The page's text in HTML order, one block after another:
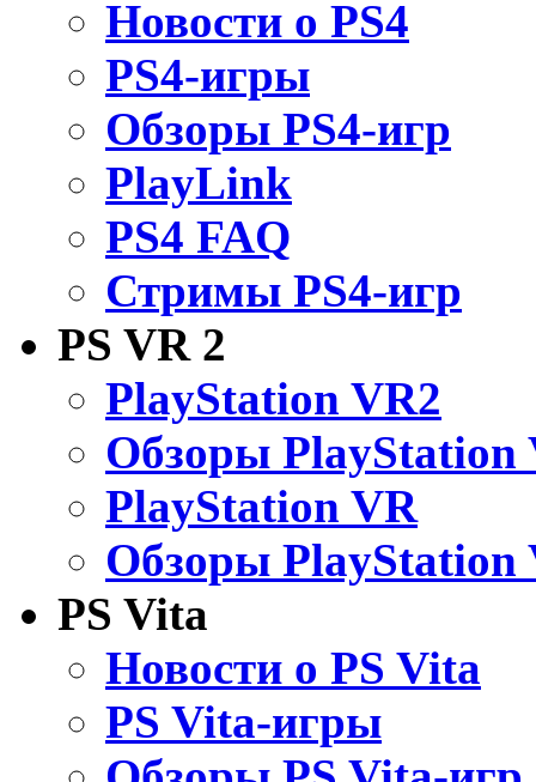
Новости о PS4
PS4-игры
Обзоры PS4-игр
PlayLink
PS4 FAQ
Стримы PS4-игр
PS VR 2
PlayStation VR2
Обзоры PlayStation
PlayStation VR
Обзоры PlayStation
PS Vita
Новости о PS Vita
PS Vita-игры